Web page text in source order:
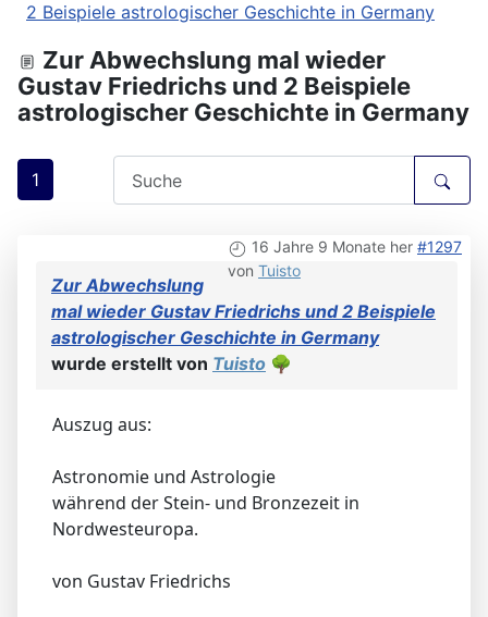
2 Beispiele astrologischer Geschichte in Germany
Zur Abwechslung mal wieder
Gustav Friedrichs und 2 Beispiele
astrologischer Geschichte in Germany
1
16 Jahre 9 Monate her #1297
von Tuisto
Zur Abwechslung
mal wieder Gustav Friedrichs und 2 Beispiele
astrologischer Geschichte in Germany
wurde erstellt von Tuisto 🌳
Auszug aus:
Astronomie und Astrologie
während der Stein- und Bronzezeit in
Nordwesteuropa.
von Gustav Friedrichs